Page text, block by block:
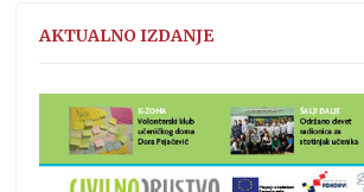
AKTUALNO IZDANJE